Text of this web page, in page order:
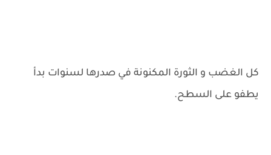
كل الغضب و الثورة المكنونة في صدرها لسنوات بدأ
يطفو على السطح.